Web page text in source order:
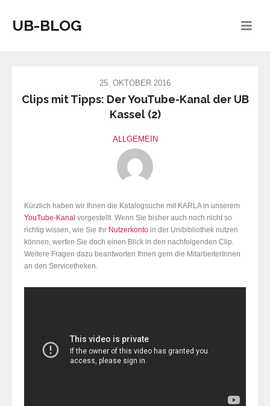
UB-BLOG
25. OKTOBER 2016
Clips mit Tipps: Der YouTube-Kanal der UB
Kassel (2)
ALLGEMEIN
Kürzlich haben wir Ihnen die Katalogsuche mit KARLA in unserem
YouTube-Kanal vorgestellt. Wenn Sie bisher auch noch nicht so
richtig wissen, wie Sie Ihr Nutzerkonto in der Unibibliothek nutzen
können, werfen Sie doch einen Blick in den nachfolgenden Clip.
Weitere Fragen dazu beantworten Ihnen gern die MitarbeiterInnen
an den Servicetheken.